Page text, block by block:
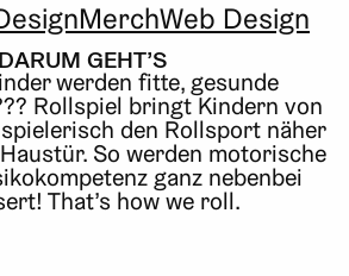
MerchWeb Design
DARUM GEHT’S
werden fitte, gesunde
Rollspiel bringt Kindern von
den Rollsport näher
So werden motorische
ganz nebenbei
That’s how we roll.